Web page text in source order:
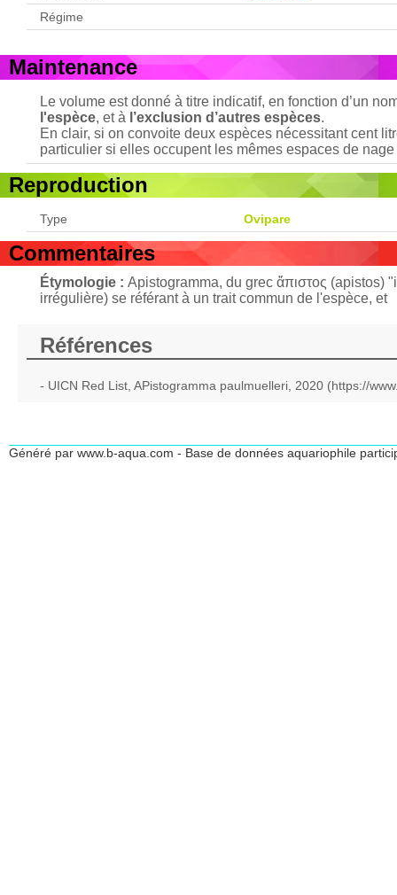
Régime
Maintenance
Le volume est donné à titre indicatif, en fonction d’un
l'espèce, et à l’exclusion d’autres espèces.
En clair, si on convoite deux espèces nécessitant cent
particulier si elles occupent les mêmes espaces de nage
Reproduction
Type Ovipare
Commentaires
Étymologie : Apistogramma, du grec ἄπιστος (apistos)
irrégulière) se référant à un trait commun de l'espèce, et
Références
- UICN Red List, APistogramma paulmuelleri, 2020 (https://
Généré par www.b-aqua.com - Base de données aquariophile